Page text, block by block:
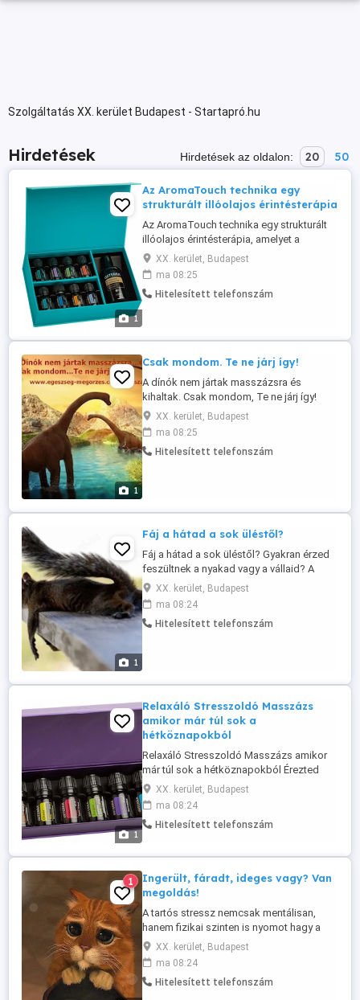
Szolgáltatás XX. kerület Budapest - Startapró.hu
Hirdetések Hirdetések az oldalon: 20 50
1
Az AromaTouch technika egy
strukturált illóolajos érintésterápia
Az AromaTouch technika egy strukturált
illóolajos érintésterápia, amelyet a
doTerra fejlesztett ki. A kezelés során
nyolc különböző, terápiás minőségű
illóolaj kerül alkalmazásra meghatározott
sorrendben. A technika célja a stressz
XX. kerület, Budapest
ma 08:25
Hitelesített telefonszám
1
Csak mondom. Te ne járj így!
A dínók nem jártak masszázsra és
kihaltak. Csak mondom, Te ne járj így!
Várlak egy jó masszázsra! Bejelentkezés
telefonon H-P 9-19 között!
XX. kerület, Budapest
ma 08:25
Hitelesített telefonszám
1
Fáj a hátad a sok üléstől?
Fáj a hátad a sok üléstől? Gyakran érzed
feszültnek a nyakad vagy a vállaid? A
svédmasszázs segíthet oldani az
izomfeszültséget és csökkenteni a
stressz okozta kellemetlenségeket.
Kezeléseim célja, hogy felfrissülve,
XX. kerület, Budapest
ma 08:24
Hitelesített telefonszám
1
Relaxáló Stresszoldó Masszázs
amikor már túl sok a
hétköznapokból
Relaxáló Stresszoldó Masszázs amikor
már túl sok a hétköznapokból Érezted
már úgy, hogy a tested és a lelked is
egyszerre fáradt? Amikor a vállad annyira
feszes, mintha egész nap terheket cipeltél
volna, és a fejedben zakatol a sok
a testedet lazítja el, hanem ...
XX. kerület, Budapest
ma 08:24
Hitelesített telefonszám
1
Ingerült, fáradt, ideges vagy? Van
megoldás!
A tartós stressz nemcsak mentálisan,
hanem fizikai szinten is nyomot hagy a
szervezetben. A svédmasszázs célja,
hogy ezt a felhalmozódott feszültséget
fokozatosan oldja. A kezelés során
alkalmazott esszenciális olajok nemcsak
XX. kerület, Budapest
ma 08:24
Hitelesített telefonszám